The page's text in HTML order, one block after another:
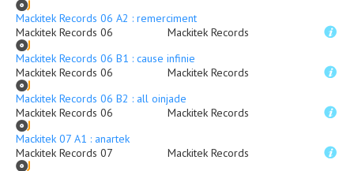
Mackitek Records 06 A2 : remerciment
Mackitek Records 06
Mackitek Records
Mackitek Records 06 B1 : cause infinie
Mackitek Records 06
Mackitek Records
Mackitek Records 06 B2 : all oinjade
Mackitek Records 06
Mackitek Records
Mackitek 07 A1 : anartek
Mackitek Records 07
Mackitek Records